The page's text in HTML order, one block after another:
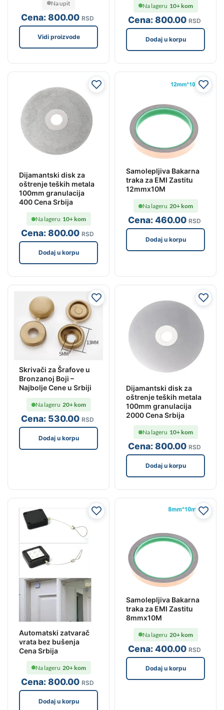
Cena:800.00 RSD
Na upit
Vidi proizvode
Cena:800.00 RSD
Na lageru 10+ kom
Dodaj u korpu
Dijamantski disk za
oštrenje teških metala
100mm granulacija
400 Cena Srbija
Cena:800.00 RSD
Na lageru 10+ kom
Dodaj u korpu
Samolepljiva Bakarna
traka za EMI Zastitu
12mmx10M
Cena:460.00 RSD
Na lageru 20+ kom
Dodaj u korpu
Skrivači za Šrafove u
Bronzanoj Boji –
Najbolje Cene u Srbiji
Cena: 530.00 RSD
Na lageru 20+ kom
Dodaj u korpu
Dijamantski disk za
oštrenje teških metala
100mm granulacija
2000 Cena Srbija
Cena:800.00 RSD
Na lageru 10+ kom
Dodaj u korpu
Automatski zatvarač
vrata bez bušenja
Cena Srbija
Cena:800.00 RSD
Na lageru 20+ kom
Dodaj u korpu
Samolepljiva Bakarna
traka za EMI Zastitu
8mmx10M
Cena:400.00 RSD
Na lageru 20+ kom
Dodaj u korpu